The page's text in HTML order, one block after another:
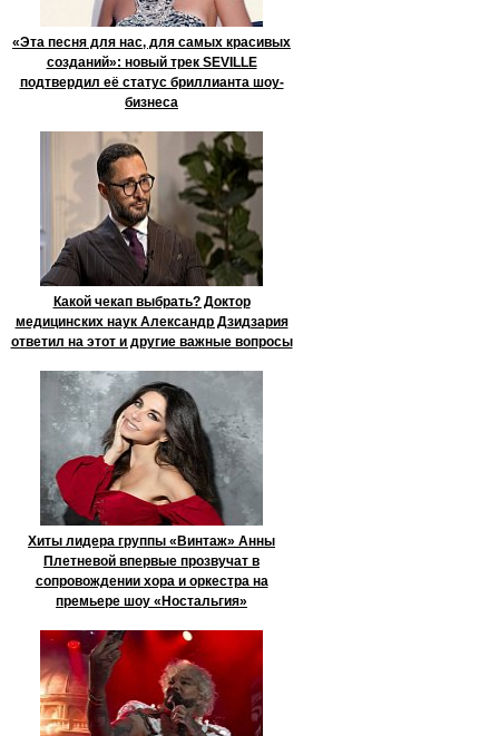
«Эта песня для нас, для самых красивых
созданий»: новый трек SEVILLE
подтвердил её статус бриллианта шоу-
бизнеса
Какой чекап выбрать? Доктор
медицинских наук Александр Дзидзария
ответил на этот и другие важные вопросы
Хиты лидера группы «Винтаж» Анны
Плетневой впервые прозвучат в
сопровождении хора и оркестра на
премьере шоу «Ностальгия»